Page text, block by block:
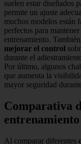
suelen estar diseñados
permite un ajuste
muchos modelos están
perfectos para
entrenamiento.
mejorar el control
durante el
Por último, algunos
que aumenta la
mayor seguridad
Comparativa
Al comparar diferentes